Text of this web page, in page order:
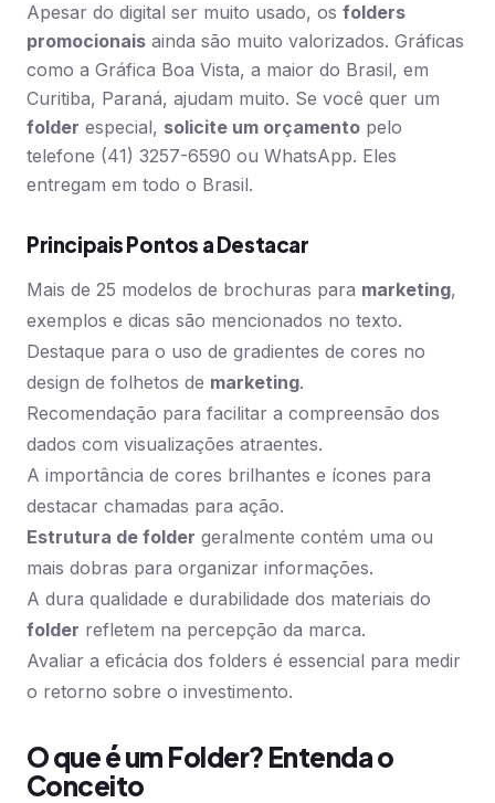
Apesar do digital ser muito usado, os folders
promocionais ainda são muito valorizados. Gráficas
como a Gráfica Boa Vista, a maior do Brasil, em
Curitiba, Paraná, ajudam muito. Se você quer um
folder especial, solicite um orçamento pelo
telefone (41) 3257-6590 ou WhatsApp. Eles
entregam em todo o Brasil.
Principais Pontos a Destacar
Mais de 25 modelos de brochuras para marketing,
exemplos e dicas são mencionados no texto.
Destaque para o uso de gradientes de cores no
design de folhetos de marketing.
Recomendação para facilitar a compreensão dos
dados com visualizações atraentes.
A importância de cores brilhantes e ícones para
destacar chamadas para ação.
Estrutura de folder geralmente contém uma ou
mais dobras para organizar informações.
A dura qualidade e durabilidade dos materiais do
folder refletem na percepção da marca.
Avaliar a eficácia dos folders é essencial para medir
o retorno sobre o investimento.
O que é um Folder? Entenda o
Conceito